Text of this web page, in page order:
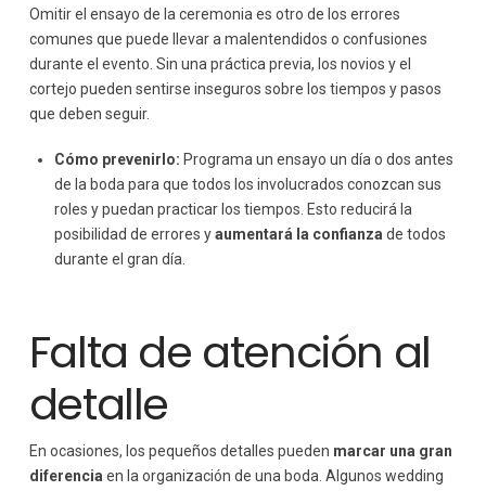
Omitir el ensayo de la ceremonia es otro de los errores
comunes que puede llevar a malentendidos o confusiones
durante el evento. Sin una práctica previa, los novios y el
cortejo pueden sentirse inseguros sobre los tiempos y pasos
que deben seguir.
Cómo prevenirlo: Programa un ensayo un día o dos antes
de la boda para que todos los involucrados conozcan sus
roles y puedan practicar los tiempos. Esto reducirá la
posibilidad de errores yaumentará la confianza de todos
durante el gran día.
Falta de atención al
detalle
En ocasiones, los pequeños detalles pueden marcar una gran
diferencia en la organización de una boda. Algunos wedding